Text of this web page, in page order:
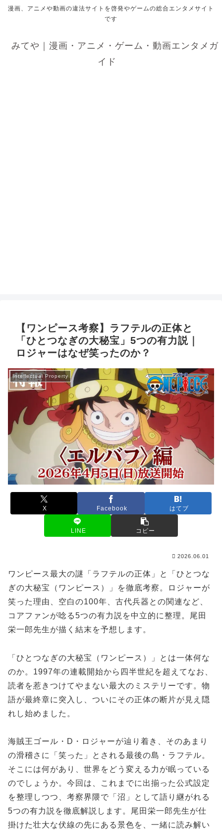
漫画、アニメや動画の違法サイトを啓発やゲームの総合エンタメサイト
です
みてや｜漫画・アニメ・ゲーム・動画エンタメガ
イド
【ワンピース考察】ラフテルの正体と
「ひとつなぎの大秘宝」5つの有力説｜
ロジャーはなぜ笑ったのか？
Intellectual Property
X Facebook はてブ
LINE コピー
2026.06.01
ワンピース最大の謎「ラフテルの正体」と「ひとつな
ぎの大秘宝（ワンピース）」を徹底考察。ロジャーが
笑った理由、空白の100年、古代兵器との関連など、
コアファンが唸る5つの有力説を中立的に整理。尾田
栄一郎先生が描く結末を予想します。
「ひとつなぎの大秘宝（ワンピース）」とは一体何な
のか。1997年の連載開始から四半世紀を超えてなお、
読者を惹きつけてやまない最大のミステリーです。物
語が最終章に突入し、ついにその正体の断片が見え隠
れし始めました。
海賊王ゴール・D・ロジャーが辿り着き、そのあまり
の滑稽さに「笑った」とされる最後の島・ラフテル。
そこには何があり、世界をどう変える力が眠っている
のでしょうか。今回は、これまでに出揃った公式設定
を整理しつつ、考察界隈で「沼」として語り継がれる
5つの有力説を徹底解説します。尾田栄一郎先生が仕
掛けた壮大な伏線の先にある景色を、一緒に読み解い